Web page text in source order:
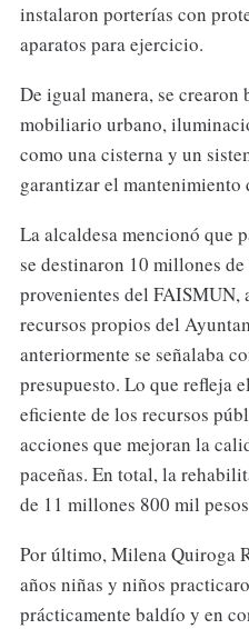
instalaron porterías con
aparatos para ejercicio.
De igual manera, se crearon
mobiliario urbano,
como una cisterna y un
garantizar el mantenimiento
La alcaldesa mencionó que
se destinaron 10 millones
provenientes del FAISMUN,
recursos propios del
anteriormente se señalaba
presupuesto. Lo que refleja
eficiente de los recursos
acciones que mejoran la
paceñas. En total, la
de 11 millones 800 mil
Por último, Milena Quiroga
años niñas y niños
prácticamente baldío y en